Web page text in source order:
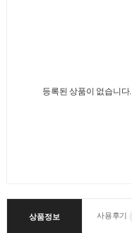
등록된 상품이 없습니다.
상품정보 사용후기